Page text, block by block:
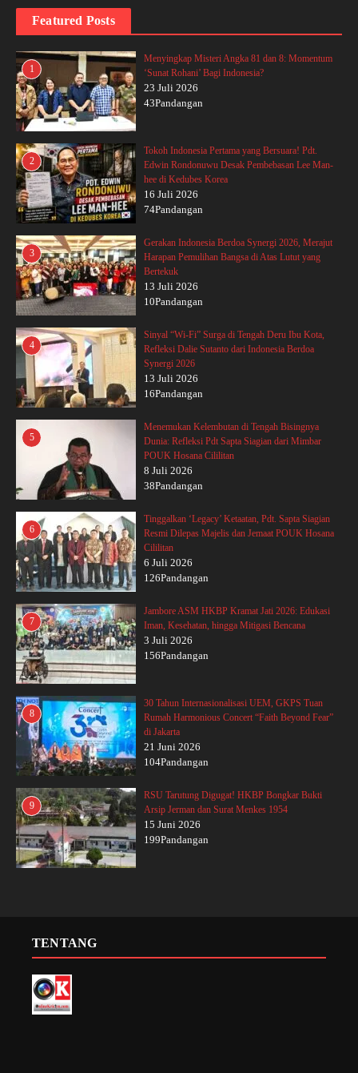
Featured Posts
1
Menyingkap Misteri Angka 81 dan 8: Momentum
‘Sunat Rohani’ Bagi Indonesia?
23 Juli 2026
43Pandangan
2
Tokoh Indonesia Pertama yang Bersuara! Pdt.
Edwin Rondonuwu Desak Pembebasan Lee Man-
hee di Kedubes Korea
16 Juli 2026
74Pandangan
3
Gerakan Indonesia Berdoa Synergi 2026, Merajut
Harapan Pemulihan Bangsa di Atas Lutut yang
Bertekuk
13 Juli 2026
10Pandangan
4
Sinyal “Wi-Fi” Surga di Tengah Deru Ibu Kota,
Refleksi Dalie Sutanto dari Indonesia Berdoa
Synergi 2026
13 Juli 2026
16Pandangan
5
Menemukan Kelembutan di Tengah Bisingnya
Dunia: Refleksi Pdt Sapta Siagian dari Mimbar
POUK Hosana Cililitan
8 Juli 2026
38Pandangan
6
Tinggalkan ‘Legacy’ Ketaatan, Pdt. Sapta Siagian
Resmi Dilepas Majelis dan Jemaat POUK Hosana
Cililitan
6 Juli 2026
126Pandangan
7
Jambore ASM HKBP Kramat Jati 2026: Edukasi
Iman, Kesehatan, hingga Mitigasi Bencana
3 Juli 2026
156Pandangan
8
30 Tahun Internasionalisasi UEM, GKPS Tuan
Rumah Harmonious Concert “Faith Beyond Fear”
di Jakarta
21 Juni 2026
104Pandangan
9
RSU Tarutung Digugat! HKBP Bongkar Bukti
Arsip Jerman dan Surat Menkes 1954
15 Juni 2026
199Pandangan
TENTANG